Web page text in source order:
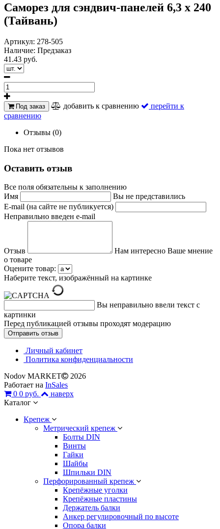
Саморез для сэндвич-панелей 6,3 х 240
(Тайвань)
Артикул: 278-505
Наличие: Предзаказ
41.43 руб.
Под заказ добавить к сравнению
перейти к
сравнению
Отзывы (0)
Пока нет отзывов
Оставить отзыв
Все поля обязательны к заполнению
Имя
Вы не представились
E-mail (на сайте не публикуется)
Неправильно введен e-mail
Отзыв
Нам интересно Ваше мнение
о товаре
Оцените товар:
Наберите текст, изображённый на картинке
Вы неправильно ввели текст с
картинки
Перед публикацией отзывы проходят модерацию
Личный кабинет
Политика конфиденциальности
Nodov MARKET
2026
Работает на InSales
0 0 руб.
наверх
Каталог
Крепеж
Метрический крепеж
Болты DIN
Винты
Гайки
Шайбы
Шпильки DIN
Перфорированный крепеж
Крепёжные уголки
Крепёжные пластины
Держатель балки
Анкер регулировочный по высоте
Опора балки